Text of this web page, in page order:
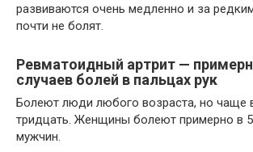
развиваются очень медленно и за
почти не болят.
Ревматоидный артрит —
случаев болей в пальцах рук
Болеют люди любого возраста, но чаще
тридцать. Женщины болеют примерно в
мужчин.